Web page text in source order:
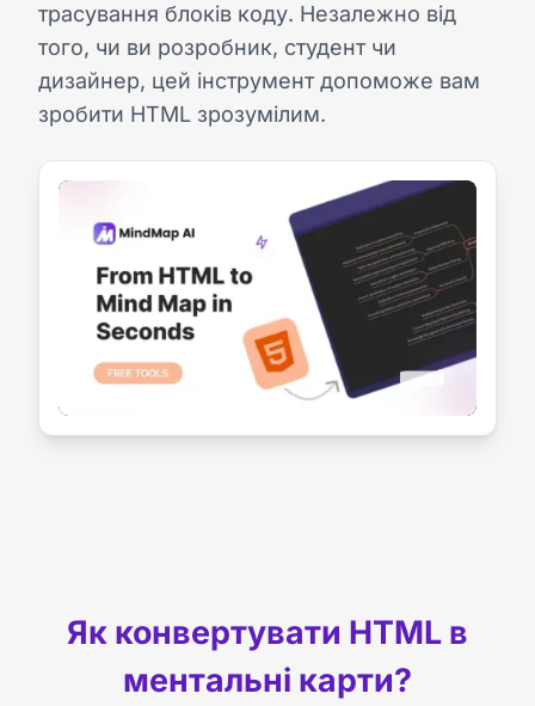
трасування блоків коду. Незалежно від
того, чи ви розробник, студент чи
дизайнер, цей інструмент допоможе вам
зробити HTML зрозумілим.
Як конвертувати HTML в
ментальні карти?